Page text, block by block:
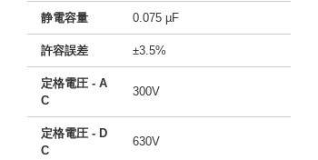
静電容量 0.075 µF
許容誤差 ±3.5%
定格電圧 - A
C
300V
定格電圧 - D
C
630V